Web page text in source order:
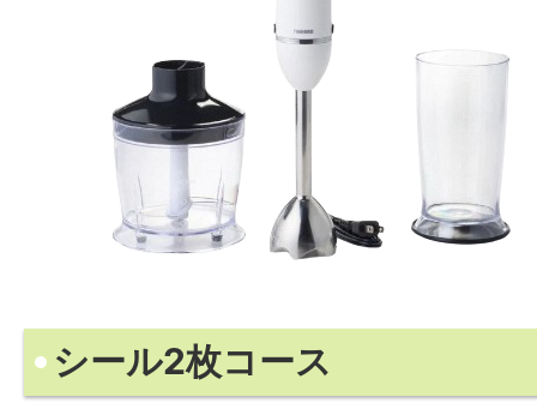
シール2枚コース